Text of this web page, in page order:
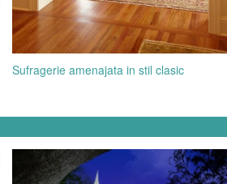
Sufragerie amenajata in stil clasic